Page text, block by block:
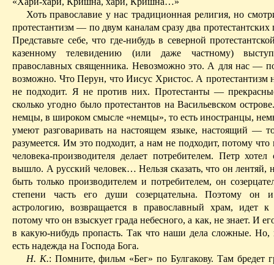
Хоть православие у нас традиционная религия, но
протестантизм — по двум каналам сразу два протестантских
Представьте себе, что где-нибудь в северной
казенному телевидению (или даже частному)
православных священника. Невозможно это. А для нас —
возможно. Что Перун, что Иисус Христос. А протестантизм
не подходит. Я не против них. Протестанты —
сколько угодно было протестантов на Васильевском
немцы, в широком смысле «немцы», то есть иностранцы,
умеют разговаривать на настоящем языке, настоящий —
разумеется. Им это подходит, а нам не подходит, потому что
человека-производителя делает потребителем. Петр
вышло. А русский человек… Нельзя сказать, что он
быть только производителем и потребителем, он
степени часть его души созерцательна. Поэтому он
астрологию, возвращается в православный храм, идет к
потому что он взыскует града небесного, а как, не знает. И
в какую-нибудь пропасть. Так что наши дела сложные. Но,
есть надежда на Господа Бога.
Н. К.: Помните, фильм «Бег» по Булгакову. Там бредет